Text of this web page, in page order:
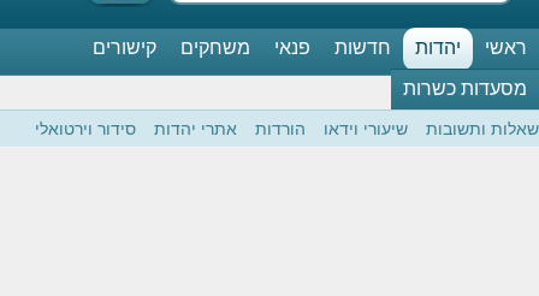
ראשי יהדות חדשות פנאי משחקים
קישורים
מסעדות כשרות
ותשובות שיעורי וידאו הורדות אתרי יהדות סידור וירטואלי